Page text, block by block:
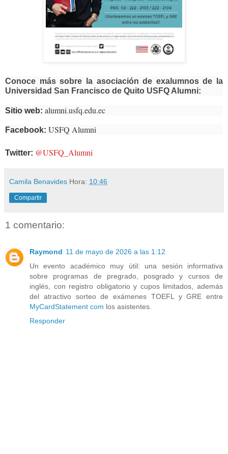
Conoce más sobre la asociación de exalumnos de la
Universidad San Francisco de Quito USFQ Alumni:
Sitio web: alumni.usfq.edu.ec
Facebook: USFQ Alumni
Twitter: @USFQ_Alumni
Camila Benavides Hora: 10:46
Compartir
1 comentario:
Raymond 11 de mayo de 2026 a las 1:12
Un evento académico muy útil: una sesión informativa
sobre programas de pregrado, posgrado y cursos de
inglés, con registro obligatorio y cupos limitados, además
del atractivo sorteo de exámenes TOEFL y GRE entre
MyCardStatement com los asistentes.
Responder